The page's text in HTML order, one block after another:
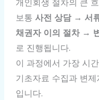
개인회생 절차의 큰
보통사전 상담 → 서
채권자 이의 절차 →
로 진행됩니다.
이 과정에서 가장 시
기초자료 수집과 변
입니다.